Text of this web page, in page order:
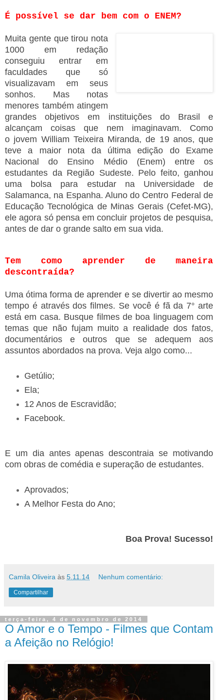
É possível se dar bem com o ENEM?
Muita gente que tirou nota
1000 em redação
conseguiu entrar em
faculdades que só
visualizavam em seus
sonhos. Mas notas
menores também atingem
grandes objetivos em instituições do Brasil e
alcançam coisas que nem imaginavam. Como
o jovem William Teixeira Miranda, de 19 anos, que
teve a maior nota da última edição do Exame
Nacional do Ensino Médio (Enem) entre os
estudantes da Região Sudeste. Pelo feito, ganhou
uma bolsa para estudar na Universidade de
Salamanca, na Espanha. Aluno do Centro Federal de
Educação Tecnológica de Minas Gerais (Cefet-MG),
ele agora só pensa em concluir projetos de pesquisa,
antes de dar o grande salto em sua vida.
Tem como aprender de maneira
descontraída?
Uma ótima forma de aprender e se divertir ao mesmo
tempo é através dos filmes. Se você é fã da 7° arte
está em casa. Busque filmes de boa linguagem com
temas que não fujam muito a realidade dos fatos,
documentários e outros que se adequem aos
assuntos abordados na prova. Veja algo como...
Getúlio;
Ela;
12 Anos de Escravidão;
Facebook.
E um dia antes apenas descontraia se motivando
com obras de comédia e superação de estudantes.
Aprovados;
A Melhor Festa do Ano;
Boa Prova! Sucesso!
Camila Oliveira às 5.11.14 Nenhum comentário:
Compartilhar
terça-feira, 4 de novembro de 2014
O Amor e o Tempo - Filmes que Contam
a Afeição no Relógio!